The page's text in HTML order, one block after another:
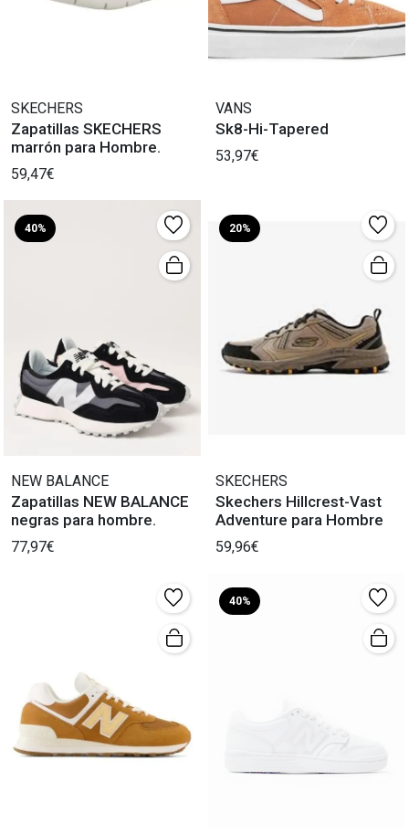
SKECHERS
Zapatillas SKECHERS
marrón para Hombre.
59,47€
VANS
Sk8-Hi-Tapered
53,97€
40%
NEW BALANCE
Zapatillas NEW BALANCE
negras para hombre.
77,97€
20%
SKECHERS
Skechers Hillcrest-Vast
Adventure para Hombre
59,96€
40%